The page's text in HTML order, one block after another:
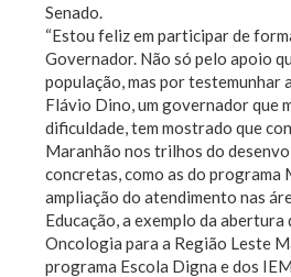
Senado.
“Estou feliz em participar de
Governador. Não só pelo apoio
população, mas por testemunhar
Flávio Dino, um governador que
dificuldade, tem mostrado que
Maranhão nos trilhos do
concretas, como as do programa
ampliação do atendimento nas
Educação, a exemplo da abertura
Oncologia para a Região Leste
programa Escola Digna e dos